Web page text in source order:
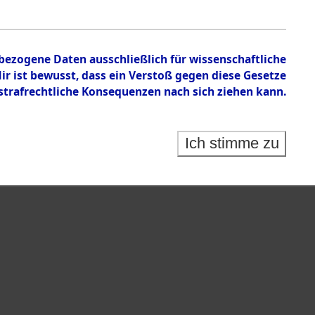
Daten ausschließlich für wissenschaftliche
bewusst, dass ein Verstoß gegen diese Gesetze
Konsequenzen nach sich ziehen kann.
Ich stimme zu